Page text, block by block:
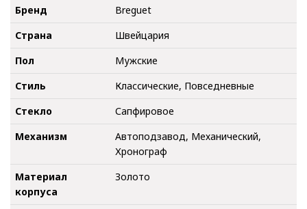
Бренд
Breguet
Страна
Швейцария
Пол
Мужские
Стиль
Классические, Повседневные
Стекло
Сапфировое
Механизм
Автоподзавод, Механический,
Хронограф
Материал
корпуса
Золото